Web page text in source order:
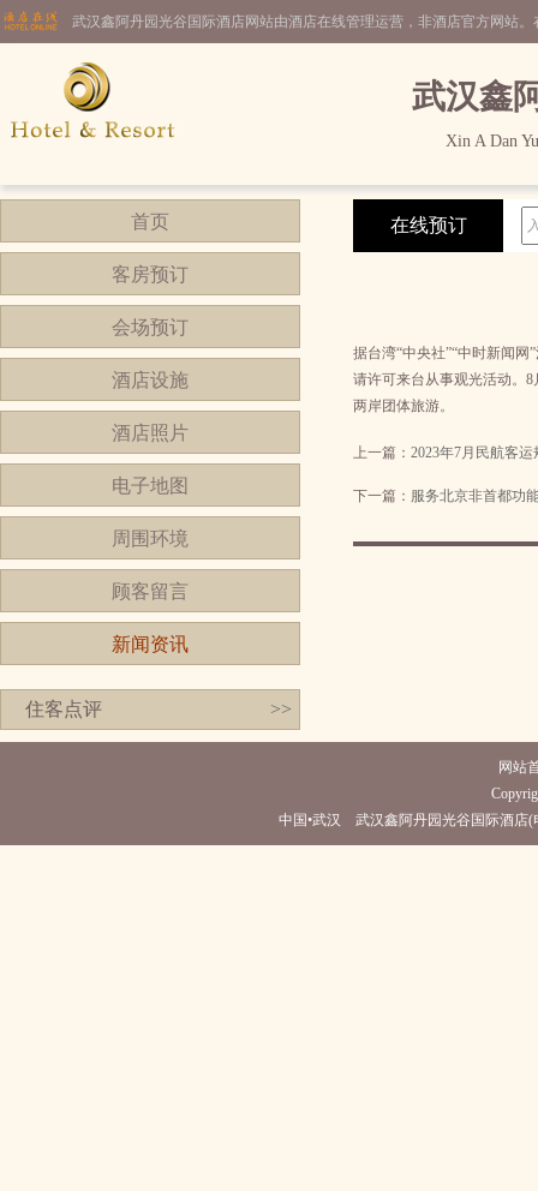
武汉鑫阿丹园光谷国际酒店网站由酒店在线管理运营，非酒店官方网站
武汉鑫
Xin A Dan
首页
客房预订
会场预订
酒店设施
酒店照片
电子地图
周围环境
顾客留言
新闻资讯
住客点评 >>
在线预订
据台湾“中央社”“中时新闻
请许可来台从事观光活动。
两岸团体旅游。
上一篇： 2023年7月民航客
下一篇： 服务北京非首都功
网站
中国•武汉 武汉鑫阿丹园光谷国际酒店(